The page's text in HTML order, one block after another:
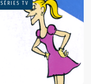
SÉRIES TV